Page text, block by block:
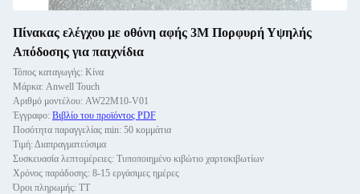
Πίνακας ελέγχου με οθόνη αφής 3M Πορφυρή Υψηλής
Απόδοσης για παιχνίδια
Τόπος καταγωγής: Κίνα
Μάρκα: Anwell Touch
Αριθμό μοντέλου: AW22M10-V01
Έγγραφο: Βιβλίο του προϊόντος PDF
Ποσότητα παραγγελίας min: 50 κομμάτια
Τιμή: Διαπραγματεύσιμα
Συσκευασία λεπτομέρειες: Τυποποιημένο κιβώτιο χαρτοκιβωτίων
Χρόνος παράδοσης: 8-15 εργάσιμες ημέρες
Όροι πληρωμής: ΤΤ